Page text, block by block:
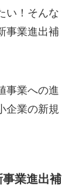
い！そんな
事業進出補
事業への進
企業の新規
業進出補